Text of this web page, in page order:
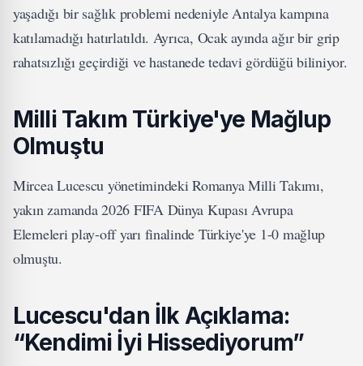
yaşadığı bir sağlık problemi nedeniyle Antalya kampına
katılamadığı hatırlatıldı. Ayrıca, Ocak ayında ağır bir grip
rahatsızlığı geçirdiği ve hastanede tedavi gördüğü biliniyor.
Milli Takım Türkiye'ye Mağlup
Olmuştu
Mircea Lucescu yönetimindeki Romanya Milli Takımı,
yakın zamanda 2026 FIFA Dünya Kupası Avrupa
Elemeleri play-off yarı finalinde Türkiye'ye 1-0 mağlup
olmuştu.
Lucescu'dan İlk Açıklama:
“Kendimi İyi Hissediyorum”